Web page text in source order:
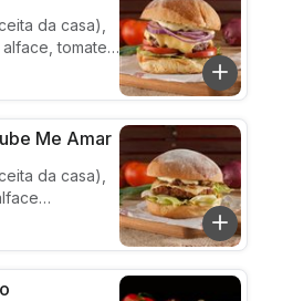
da casa),
tomate,
Me Amar
da casa),